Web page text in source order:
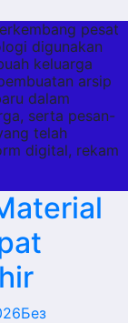
pesat
digunakan
keluarga
arsip
dalam
serta pesan-
telah
digital, rekam
Без